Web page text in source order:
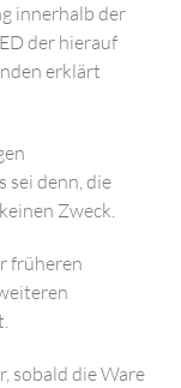
innerhalb der
der hierauf
erklärt
sei denn, die
Zweck.
früheren
sobald die Ware